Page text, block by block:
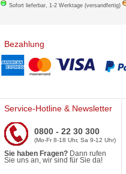
Sofort lieferbar, 1-2 Werktage (versandfertig)
Bezahlung
Service-Hotline & Newsletter
0800 - 22 30 300
(Mo-Fr 8-18 Uhr, Sa 9-12 Uhr)
Sie haben Fragen? Dann rufen
Sie uns an, wir sind für Sie da!